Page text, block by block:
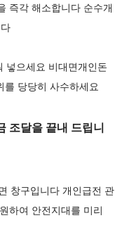
즉각 해소합니다 순수개
넣으세요 비대면개인돈
당당히 사수하세요
조달을 끝내 드립니
창구입니다 개인급전 관
하여 안전지대를 미리